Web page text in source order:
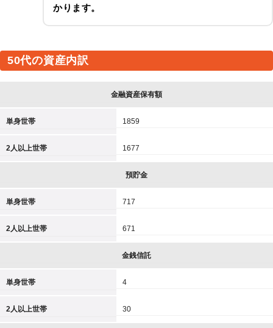
かります。
50代の資産内訳
金融資産保有額
単身世帯 1859
2人以上世帯 1677
預貯金
単身世帯 717
2人以上世帯 671
金銭信託
単身世帯 4
2人以上世帯 30